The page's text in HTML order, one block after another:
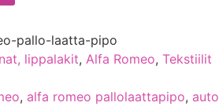
pallo-laatta-pipo
lippalakit, Alfa Romeo,Tekstiilit
, alfa romeo pallolaattapipo, auto